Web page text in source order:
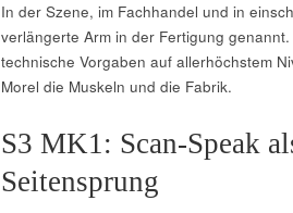
In der Szene, im Fachhandel und in
verlängerte Arm in der Fertigung
technische Vorgaben auf allerhöchstem
Morel die Muskeln und die Fabrik.
S3 MK1: Scan-Speak
Seitensprung